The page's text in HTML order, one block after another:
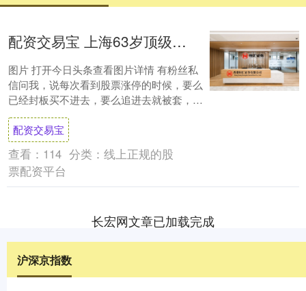
配资交易宝 上海63岁顶级牛散亲授：但凡涨停股，前一天尾盘都会出现三个信号
图片 打开今日头条查看图片详情 有粉丝私
信问我，说每次看到股票涨停的时候，要么
已经封板买不进去，要么追进去就被套，到
底有没有办法在涨停前就发现蛛丝马迹。我
跟他说....
配资交易宝
查看： 114 分类： 线上正规的股
票配资平台
长宏网文章已加载完成
沪深京指数